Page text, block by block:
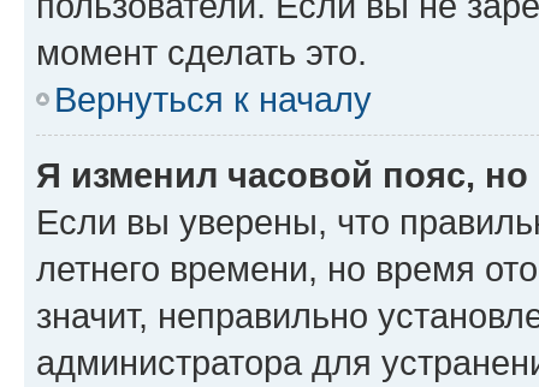
момент сделать это.
Вернуться к началу
Я изменил часовой пояс,
Если вы уверены, что
летнего времени, но время
значит, неправильно
администратора для